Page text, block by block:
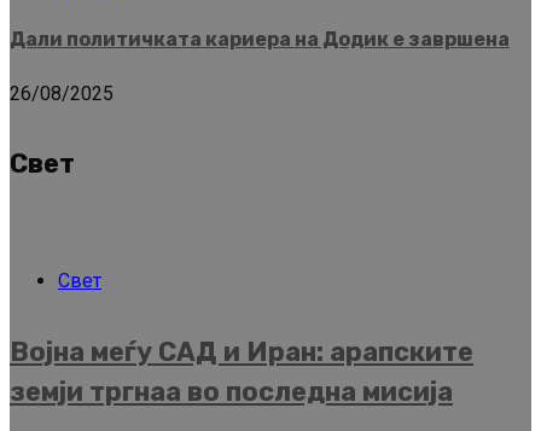
Дали политичката кариера на Додик е завршена
26/08/2025
Свет
Свет
Војна меѓу САД и Иран: арапските
земји тргнаа во последна мисија